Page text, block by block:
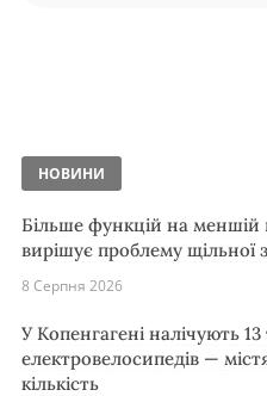
НОВИНИ
Більше функцій на меншій
вирішує проблему щільної
8 Серпня 2026
У Копенгагені налічують
електровелосипедів —
кількість